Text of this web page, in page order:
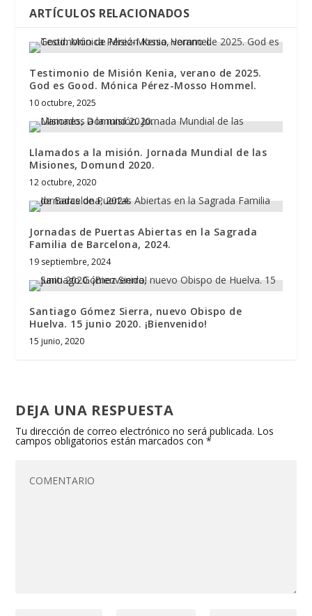
ARTÍCULOS RELACIONADOS
Testimonio de Misión Kenia, verano de 2025.
God es Good. Mónica Pérez-Mosso Hommel.
10 octubre, 2025
Llamados a la misión. Jornada Mundial de las
Misiones, Domund 2020.
12 octubre, 2020
Jornadas de Puertas Abiertas en la Sagrada
Familia de Barcelona, 2024.
19 septiembre, 2024
Santiago Gómez Sierra, nuevo Obispo de
Huelva. 15 junio 2020. ¡Bienvenido!
15 junio, 2020
DEJA UNA RESPUESTA
Tu dirección de correo electrónico no será publicada. Los
campos obligatorios están marcados con*